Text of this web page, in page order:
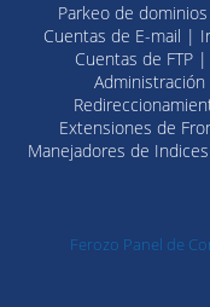
Parkeo de
Cuentas de E-mail |
Cuentas de FTP
Extensiones de
Manejadores de
Ferozo Panel de